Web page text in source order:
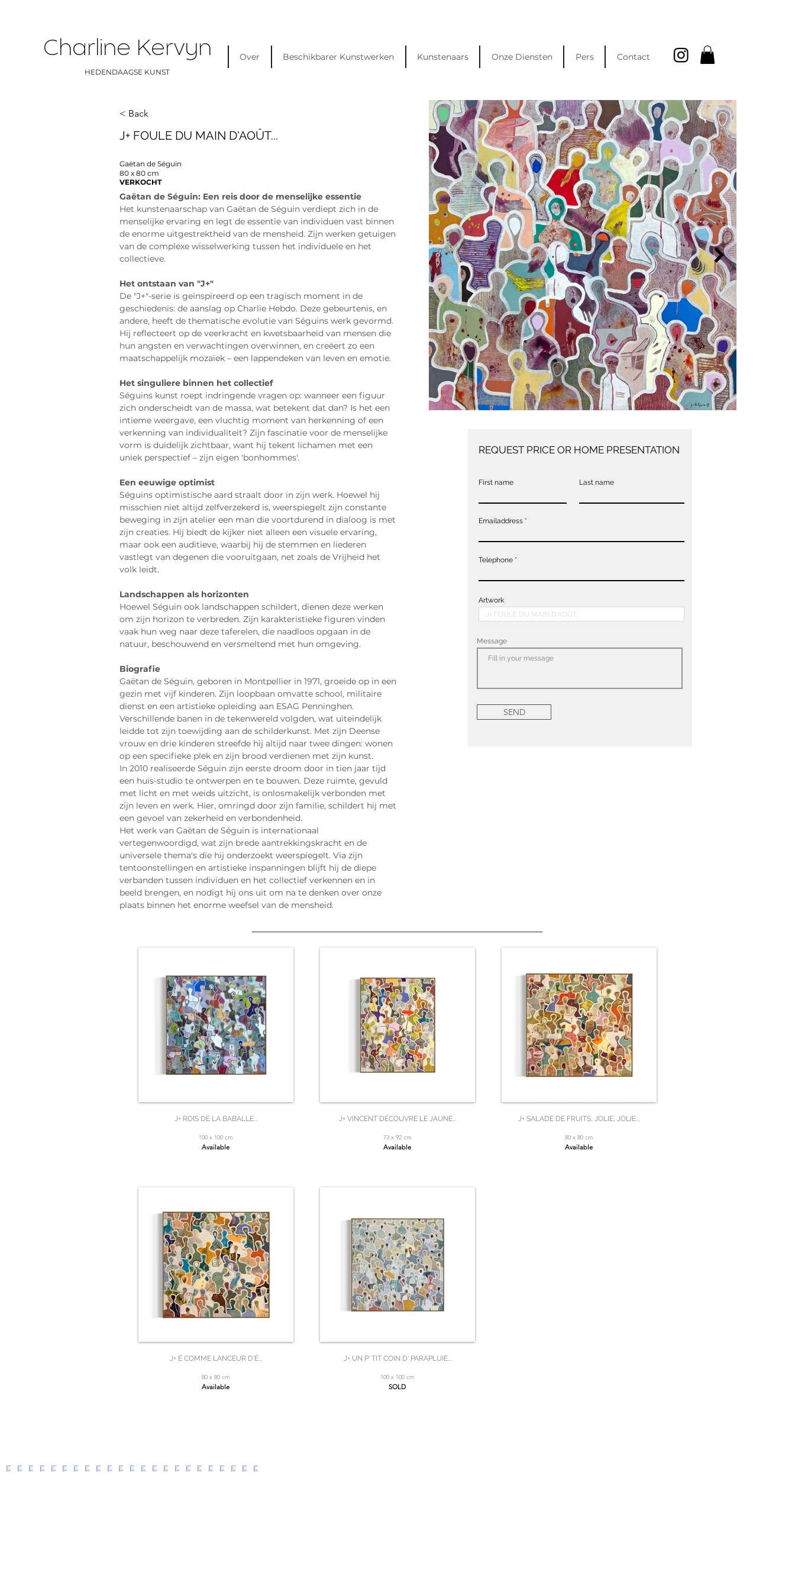
Charline Kervyn
HEDENDAAGSE KUNST
Over Beschikbarer Kunstwerken Kunstenaars Onze Diensten Pers Contact
< Back
J+ FOULE DU MAIN D'AOÛT...
Gaëtan de Séguin
80 x 80 cm
VERKOCHT
Gaëtan de Séguin: Een reis door de menselijke essentie
Het kunstenaarschap van Gaëtan de Séguin verdiept zich in de
menselijke ervaring en legt de essentie van individuen vast binnen
de enorme uitgestrektheid van de mensheid. Zijn werken getuigen
van de complexe wisselwerking tussen het individuele en het
collectieve.
Het ontstaan van "J+"
De "J+"-serie is geïnspireerd op een tragisch moment in de
geschiedenis: de aanslag op Charlie Hebdo. Deze gebeurtenis, en
andere, heeft de thematische evolutie van Séguins werk gevormd.
Hij reflecteert op de veerkracht en kwetsbaarheid van mensen die
hun angsten en verwachtingen overwinnen, en creëert zo een
maatschappelijk mozaïek – een lappendeken van leven en emotie.
Het singuliere binnen het collectief
Séguins kunst roept indringende vragen op: wanneer een figuur
zich onderscheidt van de massa, wat betekent dat dan? Is het een
intieme weergave, een vluchtig moment van herkenning of een
verkenning van individualiteit? Zijn fascinatie voor de menselijke
vorm is duidelijk zichtbaar, want hij tekent lichamen met een
uniek perspectief – zijn eigen 'bonhommes'.
Een eeuwige optimist
Séguins optimistische aard straalt door in zijn werk. Hoewel hij
misschien niet altijd zelfverzekerd is, weerspiegelt zijn constante
beweging in zijn atelier een man die voortdurend in dialoog is met
zijn creaties. Hij biedt de kijker niet alleen een visuele ervaring,
maar ook een auditieve, waarbij hij de stemmen en liederen
vastlegt van degenen die vooruitgaan, net zoals de Vrijheid het
volk leidt.
Landschappen als horizonten
Hoewel Séguin ook landschappen schildert, dienen deze werken
om zijn horizon te verbreden. Zijn karakteristieke figuren vinden
vaak hun weg naar deze taferelen, die naadloos opgaan in de
natuur, beschouwend en versmeltend met hun omgeving.
Biografie
Gaëtan de Séguin, geboren in Montpellier in 1971, groeide op in een
gezin met vijf kinderen. Zijn loopbaan omvatte school, militaire
dienst en een artistieke opleiding aan ESAG Penninghen.
Verschillende banen in de tekenwereld volgden, wat uiteindelijk
leidde tot zijn toewijding aan de schilderkunst. Met zijn Deense
vrouw en drie kinderen streefde hij altijd naar twee dingen: wonen
op een specifieke plek en zijn brood verdienen met zijn kunst.
In 2010 realiseerde Séguin zijn eerste droom door in tien jaar tijd
een huis-studio te ontwerpen en te bouwen. Deze ruimte, gevuld
met licht en met weids uitzicht, is onlosmakelijk verbonden met
zijn leven en werk. Hier, omringd door zijn familie, schildert hij met
een gevoel van zekerheid en verbondenheid.
Het werk van Gaëtan de Séguin is internationaal
vertegenwoordigd, wat zijn brede aantrekkingskracht en de
universele thema's die hij onderzoekt weerspiegelt. Via zijn
tentoonstellingen en artistieke inspanningen blijft hij de diepe
verbanden tussen individuen en het collectief verkennen en in
beeld brengen, en nodigt hij ons uit om na te denken over onze
plaats binnen het enorme weefsel van de mensheid.
REQUEST PRICE OR HOME PRESENTATION
First name Last name
Emailaddress
Telephone
Artwork
Message
SEND
J+ ROIS DE LA BABALLE...
100 x 100 cm
Available
J+ É COMME LANCEUR D'É...
80 x 80 cm
Available
J+ VINCENT DÉCOUVRE LE JAUNE...
73 x 92 cm
Available
J+ UN P' TIT COIN D' PARAPLUIE...
100 x 100 cm
SOLD
J+ SALADE DE FRUITS, JOLIE, JOLIE...
80 x 80 cm
Available